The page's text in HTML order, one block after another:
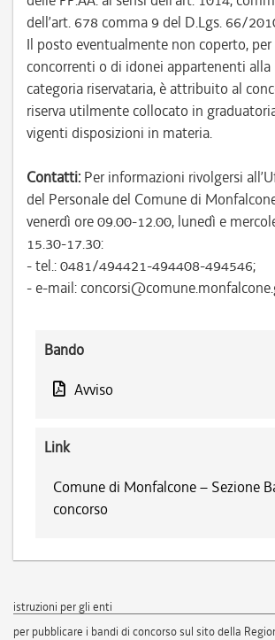
dell’art. 678 comma 9 del D.Lgs. 66/
Il posto eventualmente non coperto, per
concorrenti o di idonei appartenenti
categoria riservataria, è attribuito al
riserva utilmente collocato in
vigenti disposizioni in materia.
Contatti: Per informazioni rivolgersi
del Personale del Comune di
venerdì ore 09.00-12.00, lunedì e
15.30-17.30:
- tel.: 0481/494421-494408-494546;
- e-mail:
Bando
Avviso
Link
Comune di Monfalcone – Sezione
concorso
istruzioni per gli enti
per pubblicare i bandi di concorso sul sito della